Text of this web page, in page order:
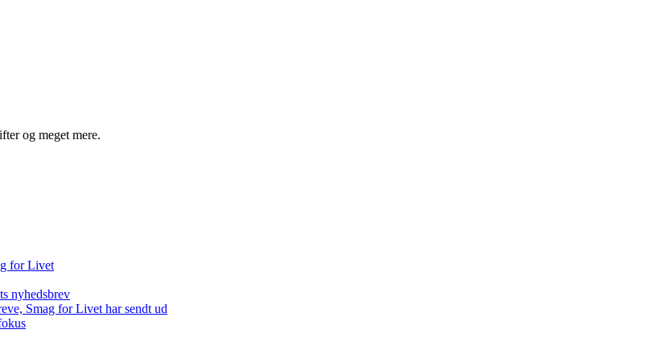
og meget mere.
for Livet
nyhedsbrev
Smag for Livet har sendt ud